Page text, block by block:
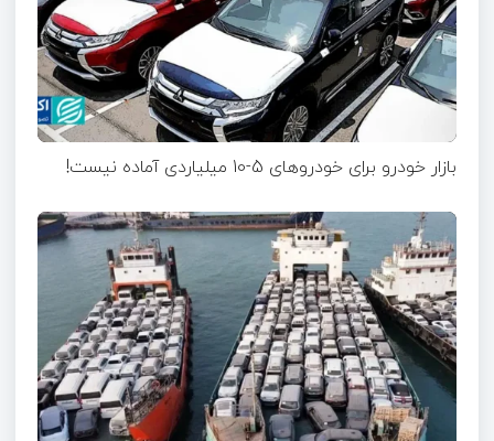
بازار خودرو برای خودروهای 5-10 میلیاردی آماده نیست!